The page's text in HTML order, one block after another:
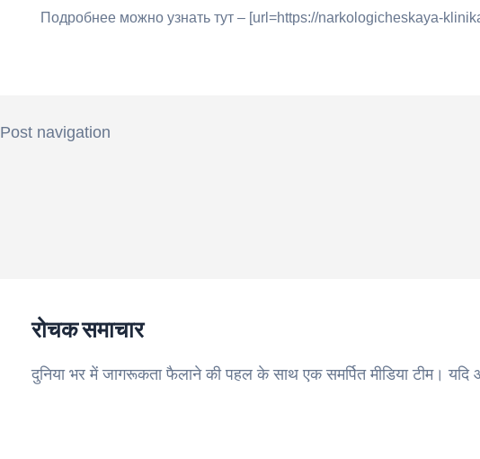
Подробнее можно узнать тут – [url=https://narkologicheskaya-
Post navigation
रोचक समाचार
दुनिया भर में जागरूकता फैलाने की पहल के साथ एक समर्पित मीडिया टीम।